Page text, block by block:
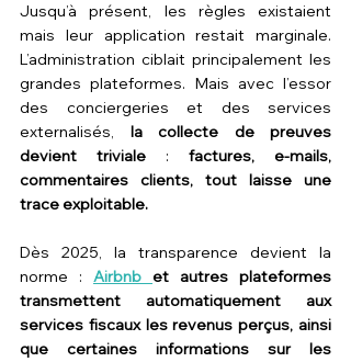
Jusqu’à présent, les règles existaient
mais leur application restait marginale.
L’administration ciblait principalement les
grandes plateformes. Mais avec l’essor
des conciergeries et des services
externalisés, la collecte de preuves
devient triviale : factures, e-mails,
commentaires clients, tout laisse une
trace exploitable.
Dès 2025, la transparence devient la
norme : Airbnb et autres plateformes
transmettent automatiquement aux
services fiscaux les revenus perçus, ainsi
que certaines informations sur les